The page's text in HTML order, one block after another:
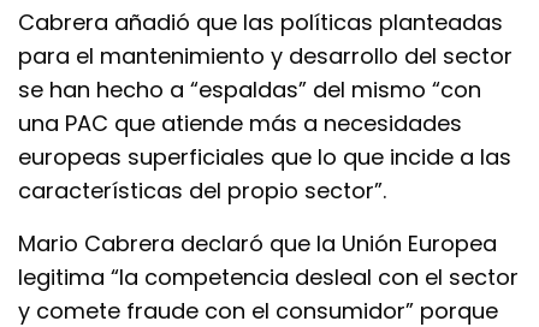
Cabrera añadió que las políticas planteadas
para el mantenimiento y desarrollo del sector
se han hecho a “espaldas” del mismo “con
una PAC que atiende más a necesidades
europeas superficiales que lo que incide a las
características del propio sector”.
Mario Cabrera declaró que la Unión Europea
legitima “la competencia desleal con el sector
y comete fraude con el consumidor” porque